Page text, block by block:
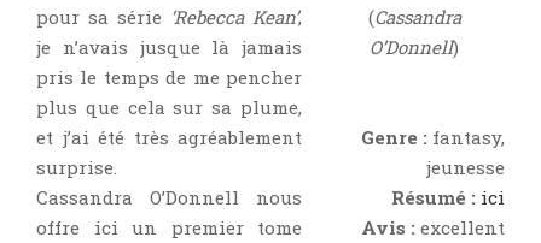
pour sa série ‘Rebecca Kean’,
je n’avais jusque là jamais
pris le temps de me pencher
plus que cela sur sa plume,
et j’ai été très agréablement
surprise.
Cassandra O’Donnell nous
offre ici un premier tome
(Cassandra
O’Donnell)
Genre : fantasy,
jeunesse
Résumé : ici
Avis : excellent